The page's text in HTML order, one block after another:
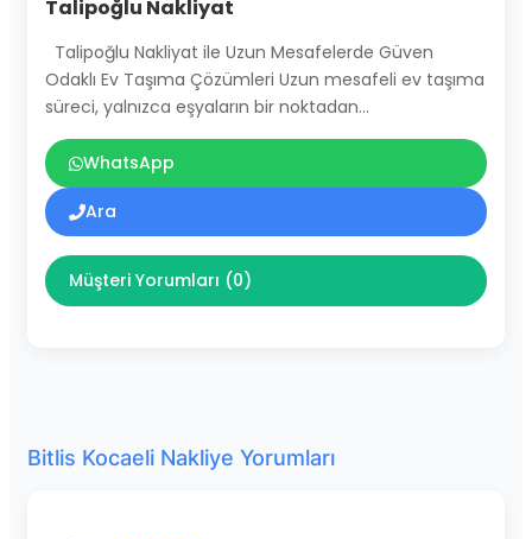
Talipoğlu Nakliyat
Talipoğlu Nakliyat ile Uzun Mesafelerde Güven
Odaklı Ev Taşıma Çözümleri Uzun mesafeli ev taşıma
süreci, yalnızca eşyaların bir noktadan…
WhatsApp
Ara
Müşteri Yorumları (0)
Bitlis Kocaeli Nakliye Yorumları